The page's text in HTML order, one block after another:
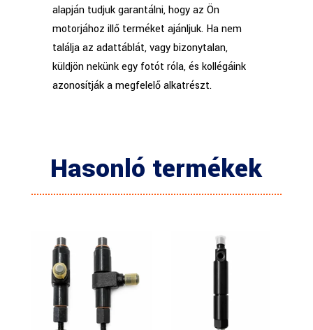
alapján tudjuk garantálni, hogy az Ön
motorjához illő terméket ajánljuk. Ha nem
találja az adattáblát, vagy bizonytalan,
küldjön nekünk egy fotót róla, és kollégáink
azonosítják a megfelelő alkatrészt.
Hasonló termékek